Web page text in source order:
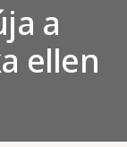
a
ellen